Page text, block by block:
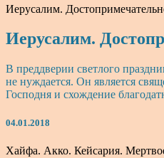
Иерусалим.
Иерусалим.
В преддверии светлого
не нуждается. Он является
Господня и схождение
04.01.2018
Хайфа. Акко. Кейсария.